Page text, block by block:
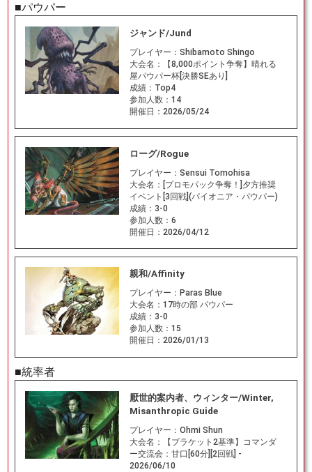
■パウパー
ジャンド/Jund
プレイヤー： Shibamoto Shingo
大会名：
【8,000ポイント争奪】晴れる
屋パウパー杯[決勝SEあり]
成績： Top4
参加人数： 14
開催日： 2026/05/24
ローグ/Rogue
プレイヤー： Sensui Tomohisa
大会名： [プロモパック争奪！]夕方推奨
イベント[3回戦](パイオニア・パウパー)
成績： 3-0
参加人数： 6
開催日： 2026/04/12
親和/Affinity
プレイヤー： Paras Blue
大会名： 17時の部 パウパー
成績： 3-0
参加人数： 15
開催日： 2026/01/13
■統率者
厭世的案内者、ウィンター/Winter,
Misanthropic Guide
プレイヤー： Ohmi Shun
大会名：
【ブラケット2基準】コマンダ
ー交流会：甘口[60分][2回戦] -
2026/06/10